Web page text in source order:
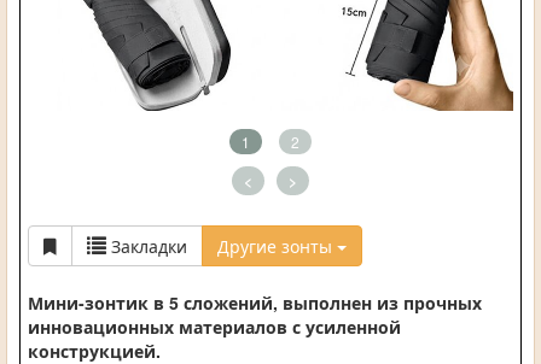
1 2
< >
Закладки Другие зонты
Мини-зонтик в 5 сложений, выполнен из прочных
инновационных материалов с усиленной
конструкцией.